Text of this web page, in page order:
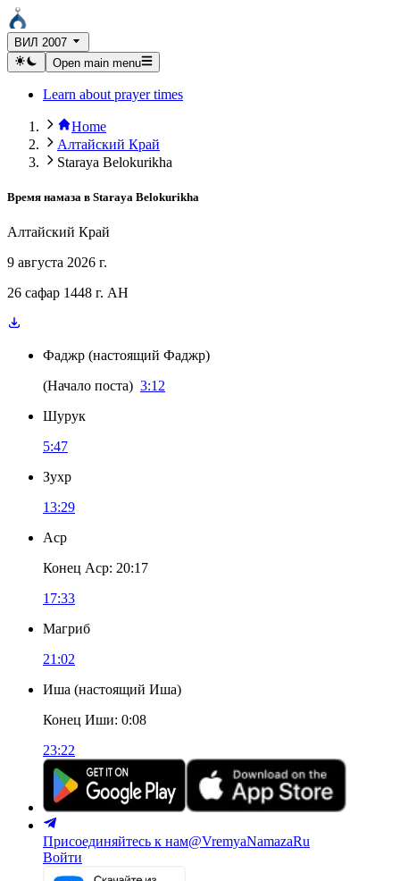
ВИЛ 2007
Open main menu
Learn about prayer times
Home
Алтайский Край
Staraya Belokurikha
Время намаза в Staraya Belokurikha
Алтайский Край
9 августа 2026 г.
26 сафар 1448 г. AH
Фаджр (настоящий Фаджр)
(Начало поста) 3:12
Шурук
5:47
Зухр
13:29
Аср
Конец Аср: 20:17
17:33
Магриб
21:02
Иша (настоящий Иша)
Конец Иши: 0:08
23:22
Присоединяйтесь к нам@VremyaNamazaRu
Войти